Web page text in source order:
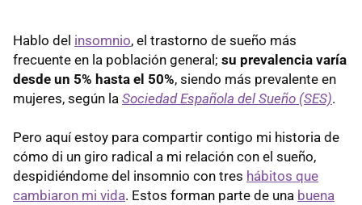
Hablo del insomnio, el trastorno de sueño más
frecuente en la población general; su prevalencia varía
desde un 5% hasta el 50%, siendo más prevalente en
mujeres, según la Sociedad Española del Sueño (SES).
Pero aquí estoy para compartir contigo mi historia de
cómo di un giro radical a mi relación con el sueño,
despidiéndome del insomnio con tres hábitos que
cambiaron mi vida. Estos forman parte de una buena